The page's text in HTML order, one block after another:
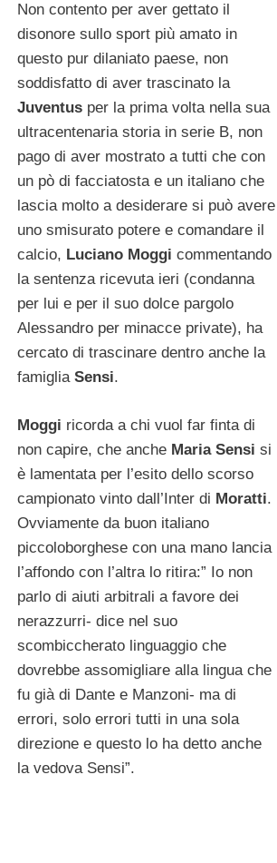
Non contento per aver gettato il
disonore sullo sport più amato in
questo pur dilaniato paese, non
soddisfatto di aver trascinato la
Juventus per la prima volta nella sua
ultracentenaria storia in serie B, non
pago di aver mostrato a tutti che con
un pò di facciatosta e un italiano che
lascia molto a desiderare si può avere
uno smisurato potere e comandare il
calcio, Luciano Moggi commentando
la sentenza ricevuta ieri (condanna
per lui e per il suo dolce pargolo
Alessandro per minacce private), ha
cercato di trascinare dentro anche la
famiglia Sensi.
Moggi ricorda a chi vuol far finta di
non capire, che anche Maria Sensi si
è lamentata per l’esito dello scorso
campionato vinto dall’Inter di Moratti.
Ovviamente da buon italiano
piccoloborghese con una mano lancia
l’affondo con l’altra lo ritira:” Io non
parlo di aiuti arbitrali a favore dei
nerazzurri- dice nel suo
scombiccherato linguaggio che
dovrebbe assomigliare alla lingua che
fu già di Dante e Manzoni- ma di
errori, solo errori tutti in una sola
direzione e questo lo ha detto anche
la vedova Sensi”.